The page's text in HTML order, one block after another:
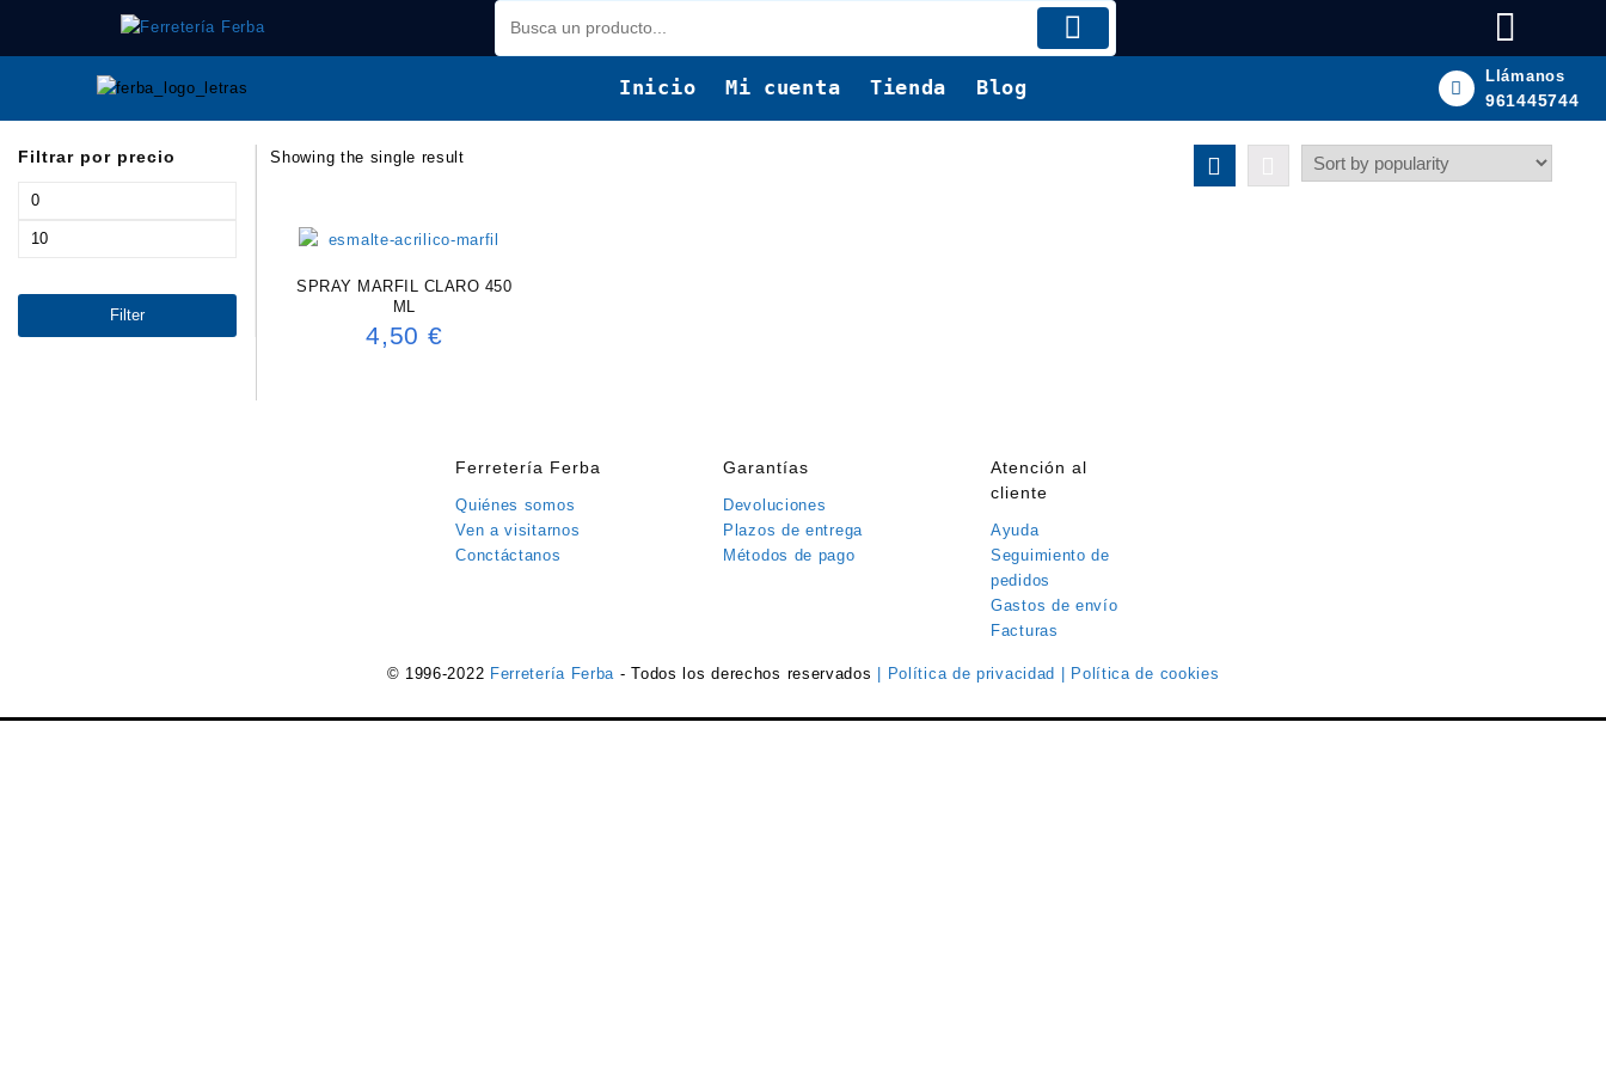
contenido
Inicio Mi cuenta Tienda Blog Llámanos
961445744
Filtrar por precio
Min
Max
Filter
Showing the single result
SPRAY MARFIL CLARO 450
ML
4,50 €
Ferretería Ferba
Quiénes somos
Ven a visitarnos
Conctáctanos
Garantías
Devoluciones
Plazos de entrega
Métodos de pago
Atención al
cliente
Ayuda
Seguimiento de
pedidos
Gastos de envío
Facturas
© 1996-2022 Ferretería Ferba - Todos los derechos reservados | Política de privacidad | Política de cookies